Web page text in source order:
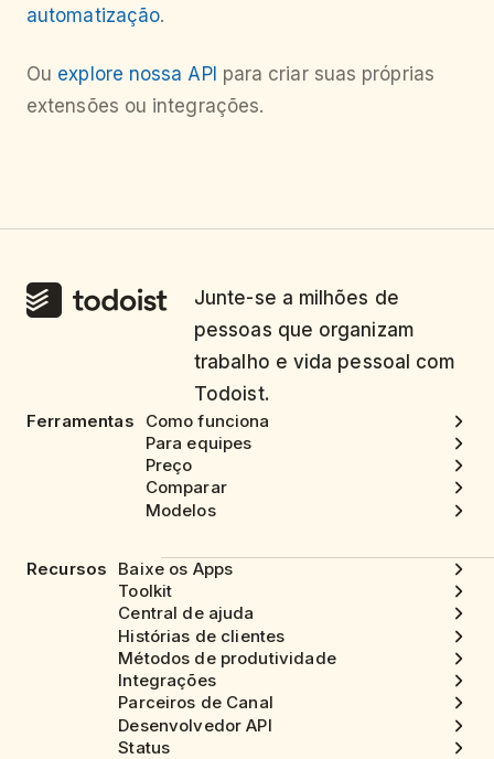
automatização.
Ou explore nossa API para criar suas próprias
extensões ou integrações.
Junte-se a milhões de
pessoas que organizam
trabalho e vida pessoal com
Todoist.
Ferramentas
Como funciona
Para equipes
Preço
Comparar
Modelos
Recursos
Baixe os Apps
Toolkit
Central de ajuda
Histórias de clientes
Métodos de produtividade
Integrações
Parceiros de Canal
Desenvolvedor API
Status